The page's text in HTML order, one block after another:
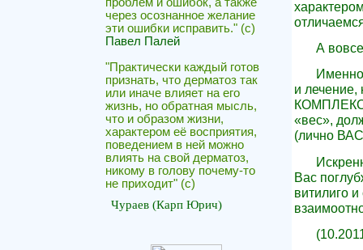
через осознанное желание
эти ошибки исправить." (с)
Павел Палей
"Практически каждый готов
признать, что дерматоз так
или иначе влияет на его
жизнь, но обратная мысль,
что и образом жизни,
характером её восприятия,
поведением в ней можно
влиять на свой дерматоз,
никому в голову почему-то
не приходит" (c)
Чураев (Карп Юрич)
А
и
«вес»,
(лично
Вас
витилиго